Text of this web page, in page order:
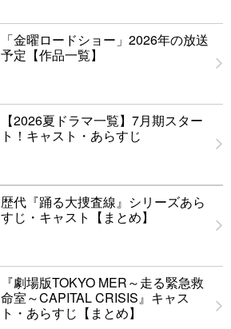
「金曜ロードショー」2026年の放送
予定【作品一覧】
【2026夏ドラマ一覧】7月期スター
ト！キャスト・あらすじ
歴代『踊る大捜査線』シリーズあら
すじ・キャスト【まとめ】
『劇場版TOKYO MER～走る緊急救
命室～CAPITAL CRISIS』キャス
ト・あらすじ【まとめ】